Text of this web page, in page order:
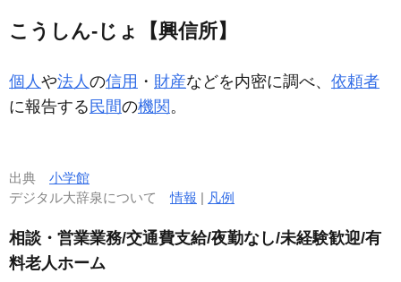
こうしん‐じょ【興信所】
個人や法人の信用 ・ 財産などを内密に調べ、 依頼者
に報告する 民間の機関。
出典 小学館
デジタル大辞泉について情報 | 凡例
相談・営業業務/交通費支給/夜勤なし/未経験歓迎/有
料老人ホーム